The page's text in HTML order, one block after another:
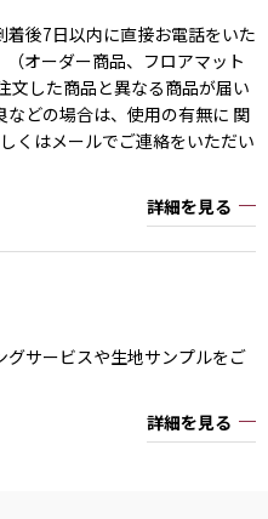
後7日以内に直接お電話をいた
オーダー商品、フロアマット
文した商品と異なる商品が届い
どの場合は、使用の有無に 関
くはメールでご連絡をいただい
詳細を見る
サービスや生地サンプルをご
詳細を見る